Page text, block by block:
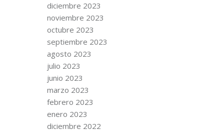
diciembre 2023
noviembre 2023
octubre 2023
septiembre 2023
agosto 2023
julio 2023
junio 2023
marzo 2023
febrero 2023
enero 2023
diciembre 2022